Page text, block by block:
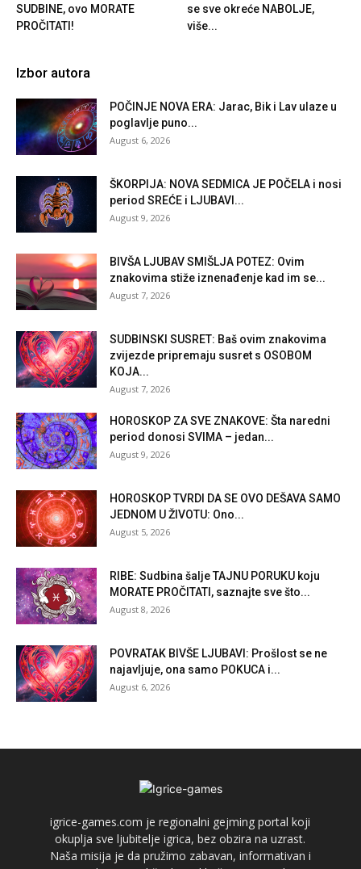
SUDBINE, ovo MORATE
PROČITATI!
se sve okreće NABOLJE,
više...
Izbor autora
POČINJE NOVA ERA: Jarac, Bik i Lav ulaze u
poglavlje puno...
August 6, 2026
ŠKORPIJA: NOVA SEDMICA JE POČELA i nosi
period SREĆE i LJUBAVI...
August 9, 2026
BIVŠA LJUBAV SMIŠLJA POTEZ: Ovim
znakovima stiže iznenađenje kad im se...
August 7, 2026
SUDBINSKI SUSRET: Baš ovim znakovima
zvijezde pripremaju susret s OSOBOM
KOJA...
August 7, 2026
HOROSKOP ZA SVE ZNAKOVE: Šta naredni
period donosi SVIMA – jedan...
August 9, 2026
HOROSKOP TVRDI DA SE OVO DEŠAVA SAMO
JEDNOM U ŽIVOTU: Ono...
August 5, 2026
RIBE: Sudbina šalje TAJNU PORUKU koju
MORATE PROČITATI, saznajte sve što...
August 8, 2026
POVRATAK BIVŠE LJUBAVI: Prošlost se ne
najavljuje, ona samo POKUCA i...
August 6, 2026
igrice-games.com je regionalni gejming portal koji
okuplja sve ljubitelje igrica, bez obzira na uzrast.
Naša misija je da pružimo zabavan, informativan i